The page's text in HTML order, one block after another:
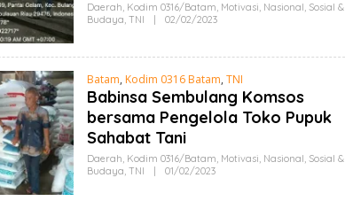
Daerah, Kodim 0316/Batam, Motivasi, Nasional, Sosial &
Budaya, TNI 02/02/2023O
H
D
M
I
N
Batam, Kodim 0316 Batam, TNI
Babinsa Sembulang Komsos
bersama Pengelola Toko Pupuk
Sahabat Tani
Daerah, Kodim 0316/Batam, Motivasi, Nasional, Sosial &
Budaya, TNI 01/02/2023O